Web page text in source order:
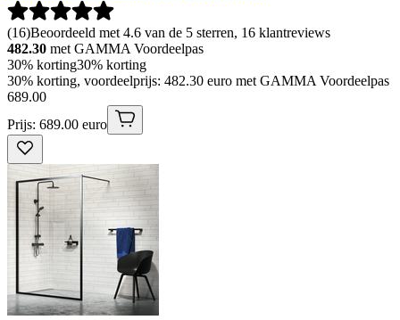
(16)Beoordeeld met 4.6 van de 5 sterren, 16 klantreviews
482.30 met GAMMA Voordeelpas
30% korting30% korting
30% korting, voordeelprijs: 482.30 euro met GAMMA Voordeelpas
689.00
Prijs: 689.00 euro